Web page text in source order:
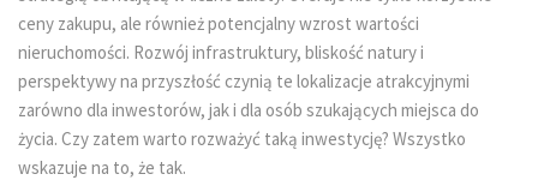
ceny zakupu, ale również potencjalny wzrost wartości
nieruchomości. Rozwój infrastruktury, bliskość natury i
perspektywy na przyszłość czynią te lokalizacje atrakcyjnymi
zarówno dla inwestorów, jak i dla osób szukających miejsca do
życia. Czy zatem warto rozważyć taką inwestycję? Wszystko
wskazuje na to, że tak.